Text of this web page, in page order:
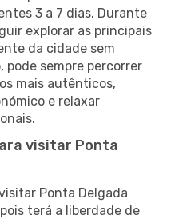
3 a 7 dias. Durante
explorar as principais
da cidade sem
pode sempre percorrer
mais autênticos,
e relaxar
visitar Ponta
Ponta Delgada
terá a liberdade de